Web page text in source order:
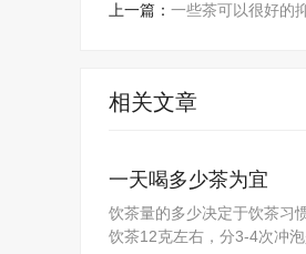
上一篇： 一些茶可以很好的
相关文章
一天喝多少茶为宜
饮茶量的多少决定于饮茶习
饮茶12克左右，分3-4次冲